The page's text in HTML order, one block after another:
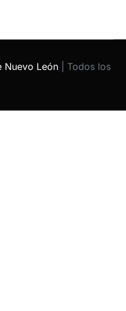
Nuevo León | Todos los